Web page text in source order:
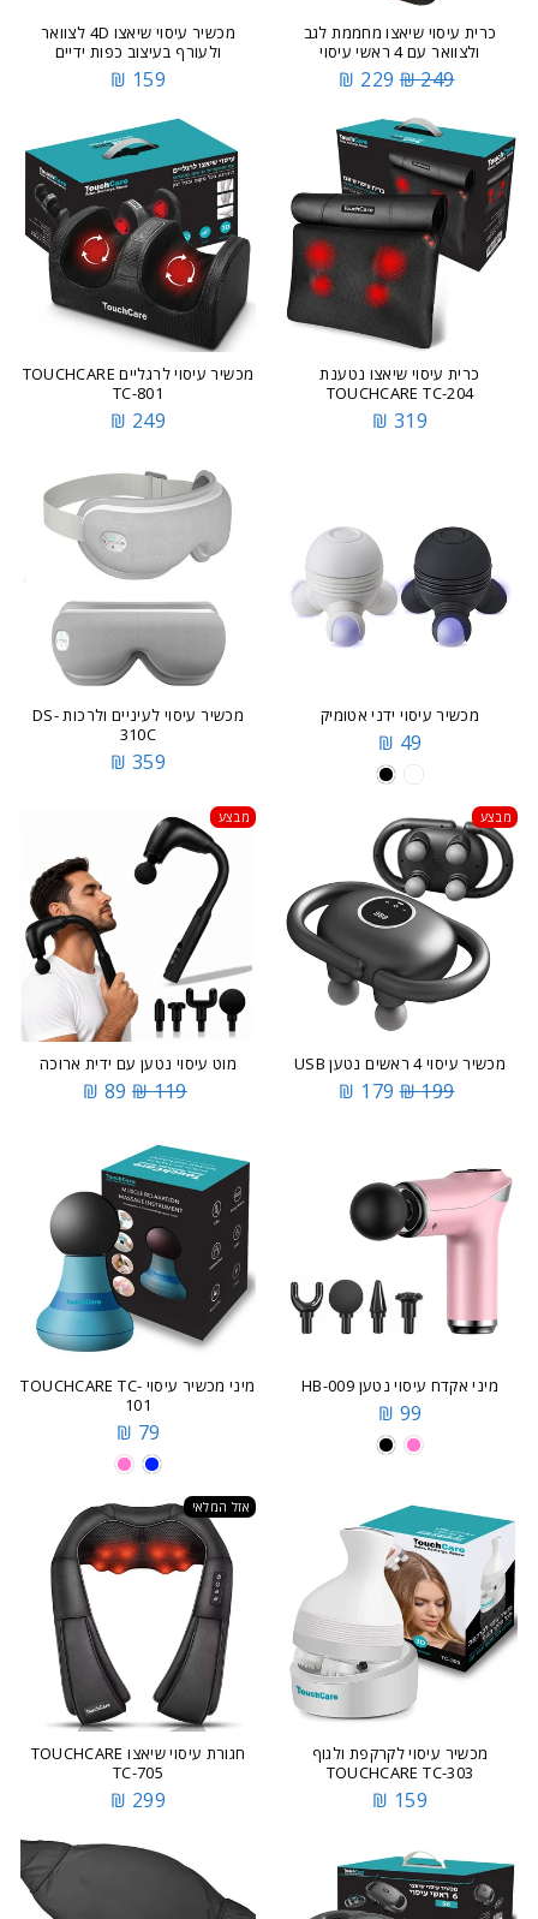
כרית עיסוי שיאצו מחממת לגב
ולצוואר עם 4 ראשי עיסוי
249 ₪
229 ₪
מכשיר עיסוי שיאצו 4D לצוואר
ולעורף בעיצוב כפות ידיים
159 ₪
כרית עיסוי שיאצו נטענת
TOUCHCARE TC-204
319 ₪
מכשיר עיסוי לרגליים TOUCHCARE
TC-801
249 ₪
מכשיר עיסוי ידני אטומיק
49 ₪
מכשיר עיסוי לעיניים ולרכות DS-
310C
359 ₪
מבצע
מכשיר עיסוי 4 ראשים נטען USB
199 ₪
179 ₪
מבצע
מוט עיסוי נטען עם ידית ארוכה
119 ₪
89 ₪
מיני אקדח עיסוי נטען HB-009
99 ₪
מיני מכשיר עיסוי TOUCHCARE TC-
101
79 ₪
מכשיר עיסוי לקרקפת ולגוף
TOUCHCARE TC-303
159 ₪
אזל המלאי
חגורת עיסוי שיאצו TOUCHCARE
TC-705
299 ₪